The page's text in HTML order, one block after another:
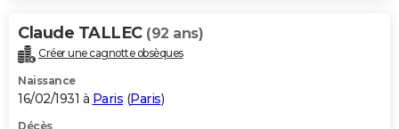
Claude TALLEC (92 ans)
Créer une cagnotte obsèques
Naissance
16/02/1931 à Paris (Paris)
Décès